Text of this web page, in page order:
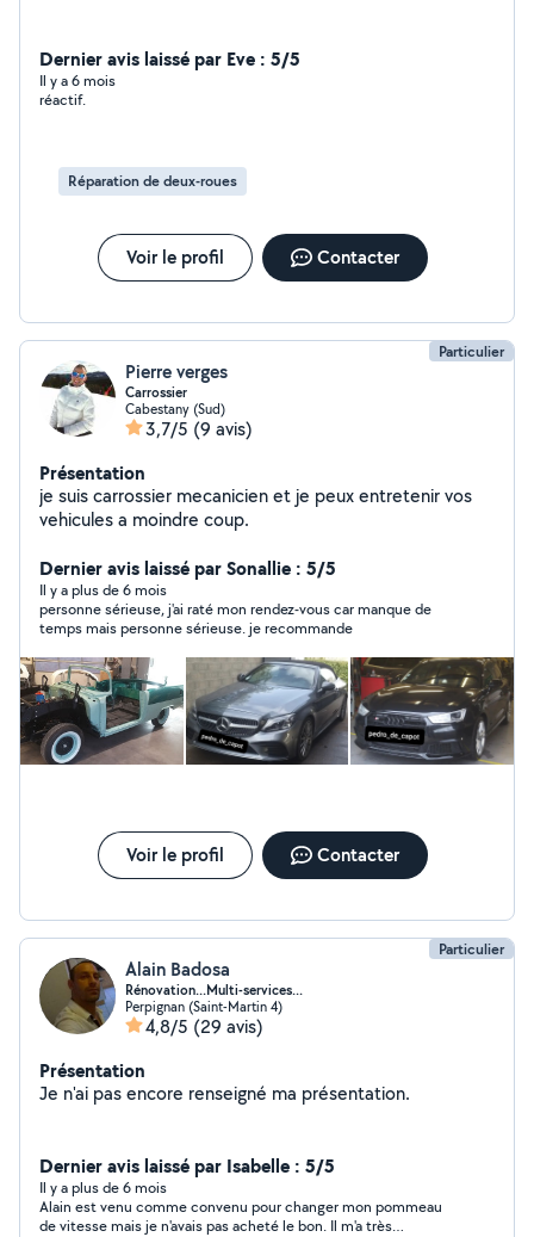
Dernier avis laissé par Eve : 5/5
Il y a 6 mois
réactif.
Réparation de deux-roues
Voir le profil Contacter
Particulier
Pierre verges
Carrossier
Cabestany (Sud)
3,7/5 (9 avis)
Présentation
je suis carrossier mecanicien et je peux entretenir vos
vehicules a moindre coup.
Dernier avis laissé par Sonallie : 5/5
Il y a plus de 6 mois
personne sérieuse, j'ai raté mon rendez-vous car manque de
temps mais personne sérieuse. je recommande
Voir le profil Contacter
Particulier
Alain Badosa
Rénovation...Multi-services...
Perpignan (Saint-Martin 4)
4,8/5 (29 avis)
Présentation
Je n'ai pas encore renseigné ma présentation.
Dernier avis laissé par Isabelle : 5/5
Il y a plus de 6 mois
Alain est venu comme convenu pour changer mon pommeau
de vitesse mais je n'avais pas acheté le bon. Il m'a très